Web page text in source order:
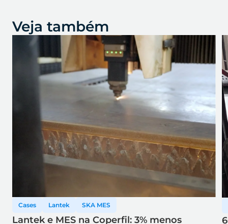
Veja também
Cases Lantek SKA MES
Lantek e MES na Coperfil: 3% menos